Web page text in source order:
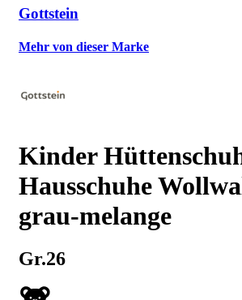
Gottstein
Mehr von dieser Marke
Kinder
Hausschuhe
grau-melange
Gr.26